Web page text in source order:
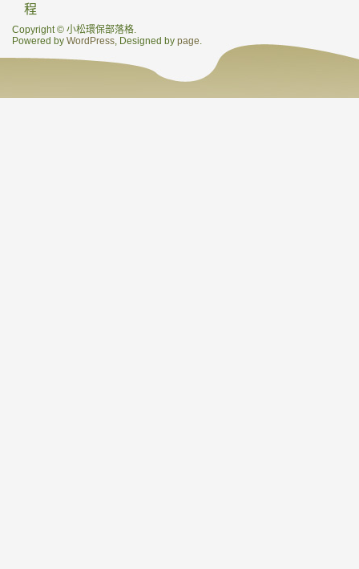
程
Copyright © 小松環保部落格.
Powered by WordPress , Designed by page